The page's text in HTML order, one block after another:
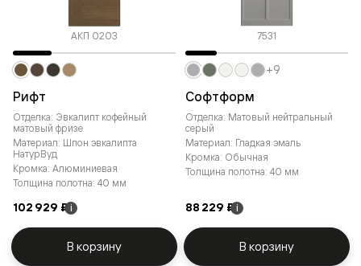
АКП 0203
Рифт
Отделка: Эвкалипт кофейный
матовый фризе
Материал: Шпон эвкалипта
НатурВуд
Кромка: Алюминиевая
Толщина полотна: 40 мм
102 929 ₽ i
В корзину
7531
Софтформ
Отделка: Матовый нейтральный
серый
Материал: Гладкая эмаль
Кромка: Обычная
Толщина полотна: 40 мм
88 229 ₽ i
+9
В корзину